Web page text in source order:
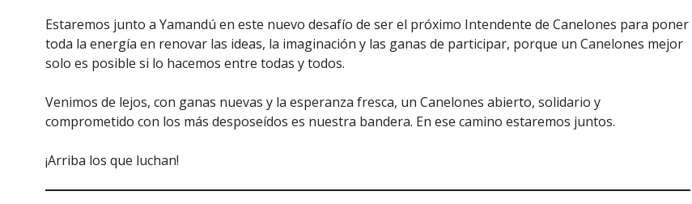
Estaremos junto a Yamandú en este nuevo desafío de ser el próximo Intendente de Canelones para poner
toda la energía en renovar las ideas, la imaginación y las ganas de participar, porque un Canelones mejor
solo es posible si lo hacemos entre todas y todos.
Venimos de lejos, con ganas nuevas y la esperanza fresca, un Canelones abierto, solidario y
comprometido con los más desposeídos es nuestra bandera. En ese camino estaremos juntos.
¡Arriba los que luchan!